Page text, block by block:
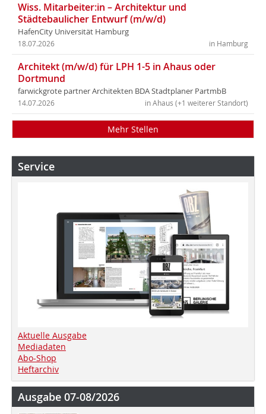
Wiss. Mitarbeiter:in – Architektur und
Städtebaulicher Entwurf (m/w/d)
HafenCity Universität Hamburg
in Hamburg
18.07.2026
Architekt (m/w/d) für LPH 1-5 in Ahaus oder
Dortmund
farwickgrote partner Architekten BDA Stadtplaner PartmbB
in Ahaus (+1 weiterer Standort)
14.07.2026
Mehr Stellen
Service
Aktuelle Ausgabe
Mediadaten
Abo-Shop
Heftarchiv
Ausgabe 07-08/2026